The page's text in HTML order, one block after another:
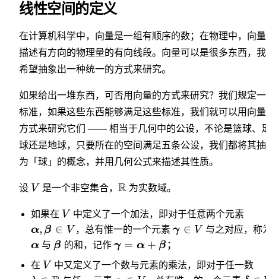
线性空间的定义
在计算机科学中，向量是一组有顺序的数；在物理中，向
描述有方向的物理量的有向线段。向量可以是很多东西，
希望抽象出一种统一的方式来研究。
如果给出一堆东西，可否用向量的方式来研究？我们规定
标准，如果这些东西能够满足这些标准，我们就可以用向
方式来研究它们 —— 相当于几何中的公设，不论是篮球、
球还是地球，只要所在的空间满足五条公设，我们都将其
为「球」的概念，并用几何公式来描述其性质。
设 V 是一个非空集合， R 为实数域。
如果在 V 中定义了一个加法，即对于任意两个元素
α, β ∈ V ，总有惟一的一个元素 γ ∈ V 与之对应，称
α 与 β 的和，记作 γ = α + β ；
在 V 中又定义了一个数与元素的乘法，即对于任一数